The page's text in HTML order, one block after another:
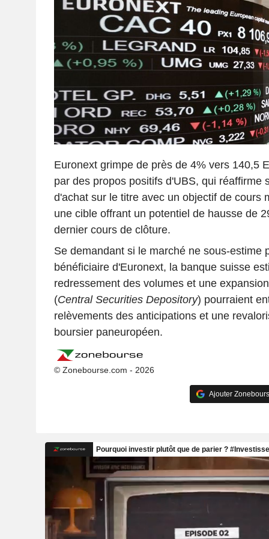
Euronext grimpe de près de 4% vers 140,5
par des propos positifs d'UBS, qui réaffirme
d'achat sur le titre avec un objectif de cours
une cible offrant un potentiel de hausse de
dernier cours de clôture.
Se demandant si le marché ne sous-estime
bénéficiaire d'Euronext, la banque suisse
redressement des volumes et une
(Central Securities Depository) pourraient
relèvements des anticipations et une
boursier paneuropéen.
© Zonebourse.com - 2026
Ajouter